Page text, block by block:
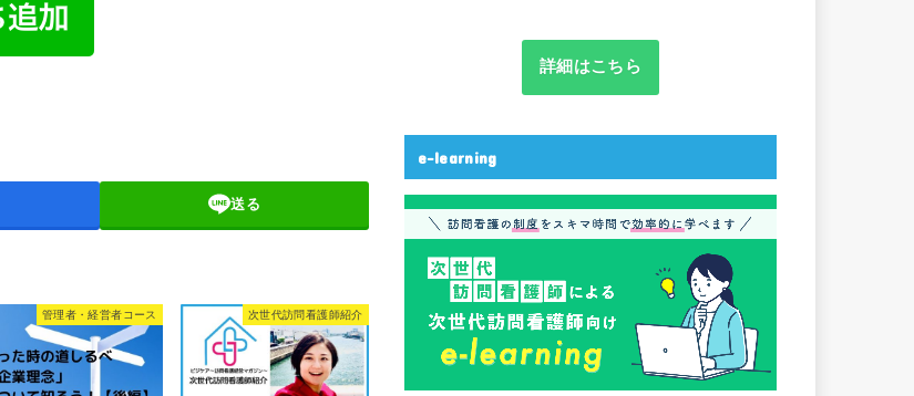
送る
管理者・経営者コース 次世代訪問看護師紹介
詳細はこちら
e-learning